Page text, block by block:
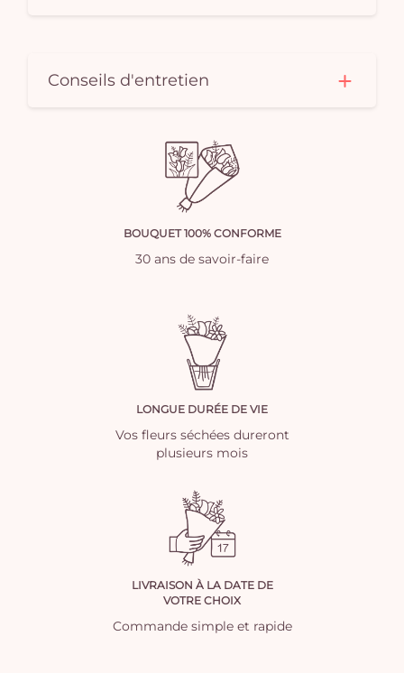
Conseils d'entretien
BOUQUET 100% CONFORME
30 ans de savoir-faire
LONGUE DURÉE DE VIE
Vos fleurs séchées dureront
plusieurs mois
LIVRAISON À LA DATE DE
VOTRE CHOIX
Commande simple et rapide